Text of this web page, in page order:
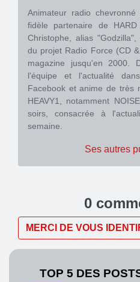
Animateur radio
fidèle partenaire de
Christophe, alias
du projet Radio Force (CD
magazine jusqu'en 2000.
l'équipe et l'actualité
Facebook et anime de très
HEAVY1, notamment
soirs, consacrée à
semaine.
Ses autres
0
MERCI DE VOUS
TOP 5 DES